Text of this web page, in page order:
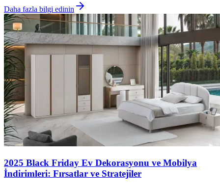
Daha fazla bilgi edinin
2025 Black Friday Ev Dekorasyonu ve Mobilya
İndirimleri: Fırsatlar ve Stratejiler